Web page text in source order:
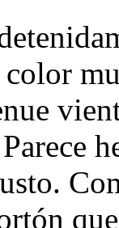
color